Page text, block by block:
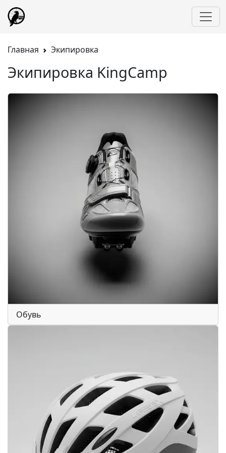
Главная Экипировка
Экипировка KingCamp
Обувь